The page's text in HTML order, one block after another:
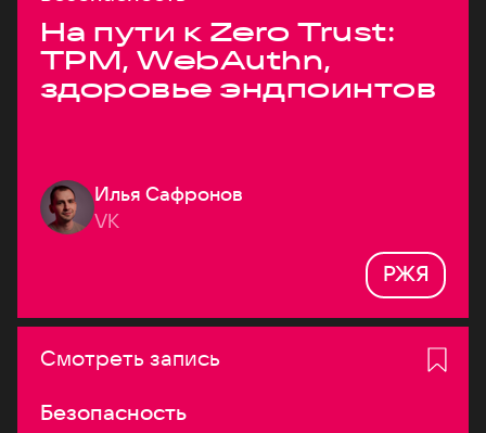
На пути к Zero Trust:
TPM, WebAuthn,
здоровье эндпоинтов
Илья Сафронов
VK
РЖЯ
Смотреть запись
Безопасность